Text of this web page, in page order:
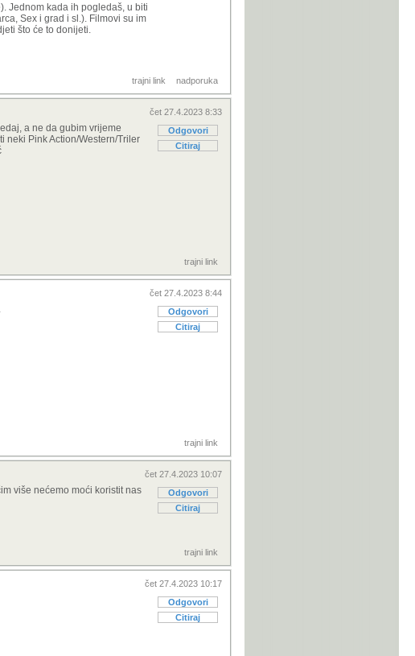
Jednom kada ih pogledaš, u biti
Sex i grad i sl.). Filmovi su im
što će to donijeti.
trajni link nadporuka
čet 27.4.2023 8:33
Odgovori
Citiraj
a ne da gubim vrijeme
neki Pink Action/Western/Triler
trajni link
čet 27.4.2023 8:44
Odgovori
Citiraj
trajni link
čet 27.4.2023 10:07
Odgovori
Citiraj
više nećemo moći koristit nas
trajni link
čet 27.4.2023 10:17
Odgovori
Citiraj